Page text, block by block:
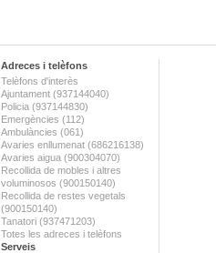
Adreces i telèfons
Telèfons d'interès
Ajuntament (937144040)
Policia (937144830)
Emergències (112)
Ambulàncies (061)
Avaries enllumenat (686216138)
Avaries aigua (900304070)
Recollida de mobles i altres
voluminosos (900150140)
Recollida de restes vegetals
(900150140)
Tanatori (937471203)
Totes les adreces i telèfons
Serveis